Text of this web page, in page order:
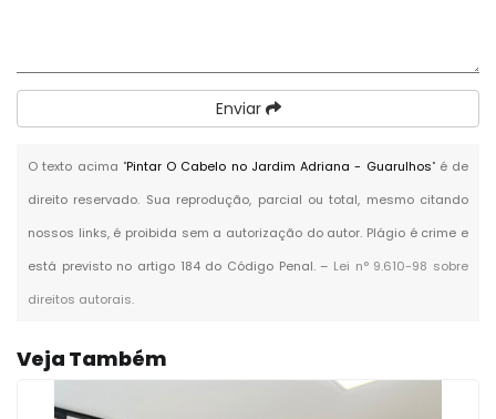
Enviar
O texto acima "Pintar O Cabelo no Jardim Adriana - Guarulhos" é de
direito reservado. Sua reprodução, parcial ou total, mesmo citando
nossos links, é proibida sem a autorização do autor. Plágio é crime e
está previsto no artigo 184 do Código Penal. – Lei n° 9.610-98 sobre
direitos autorais.
Veja Também